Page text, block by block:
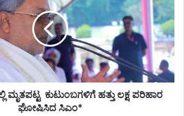
ಕುಟುಂಬಗಳಿಗೆ ಹತ್ತು ಲಕ್ಷ ಪರಿಹಾರ
ಘೋಷಿಸಿದ ಸಿಎಂ*